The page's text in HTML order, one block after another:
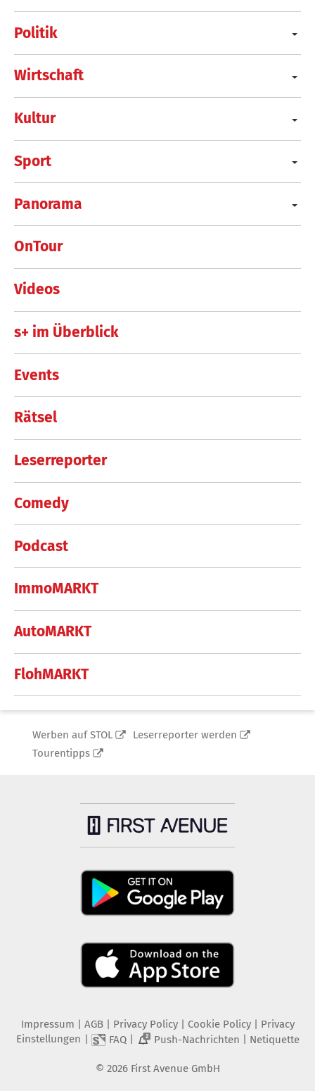
Politik
Wirtschaft
Kultur
Sport
Panorama
OnTour
Videos
s+ im Überblick
Events
Rätsel
Leserreporter
Comedy
Podcast
ImmoMARKT
AutoMARKT
FlohMARKT
Werben auf STOL
Leserreporter werden
Tourentipps
Impressum AGB Privacy Policy| Cookie Policy| Privacy
Einstellungen
FAQ| 2 Push-Nachrichten Netiquette
© 2026 First Avenue GmbH